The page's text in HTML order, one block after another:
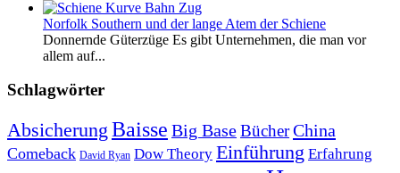
Norfolk Southern und der lange Atem der Schiene
Donnernde Güterzüge Es gibt Unternehmen, die man vor
allem auf...
Schlagwörter
Absicherung Baisse Big BaseBücherChina
Comeback David Ryan Dow Theory Einführung Erfahrung